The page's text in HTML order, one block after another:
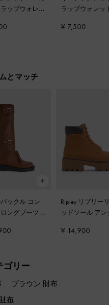
ップウォレッ
ラップウォレッ
¥ 7,500
とマッチ
ックル コン
ングブーツ -
Ripley リプリー
ッドソール アン
¥ 14,900
ゴリー
ブラウン 財布
布